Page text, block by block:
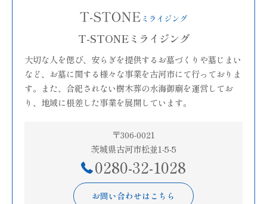
T-STONEミライジング
大切な人を偲び、安らぎを提供するお墓づくりや墓じまい
など、お墓に関する様々な事業を古河市にて行っておりま
す。また、合祀されない樹木葬の水海御廟を運営してお
り、地域に根差した事業を展開しています。
〒306-0021
茨城県古河市松並1-5-5
0280-32-1028
お問い合わせはこちら